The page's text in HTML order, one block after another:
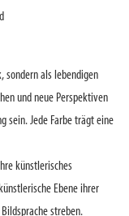
sondern als lebendigen
und neue Perspektiven
sein. Jede Farbe trägt eine
künstlerisches
Ebene ihrer
streben.